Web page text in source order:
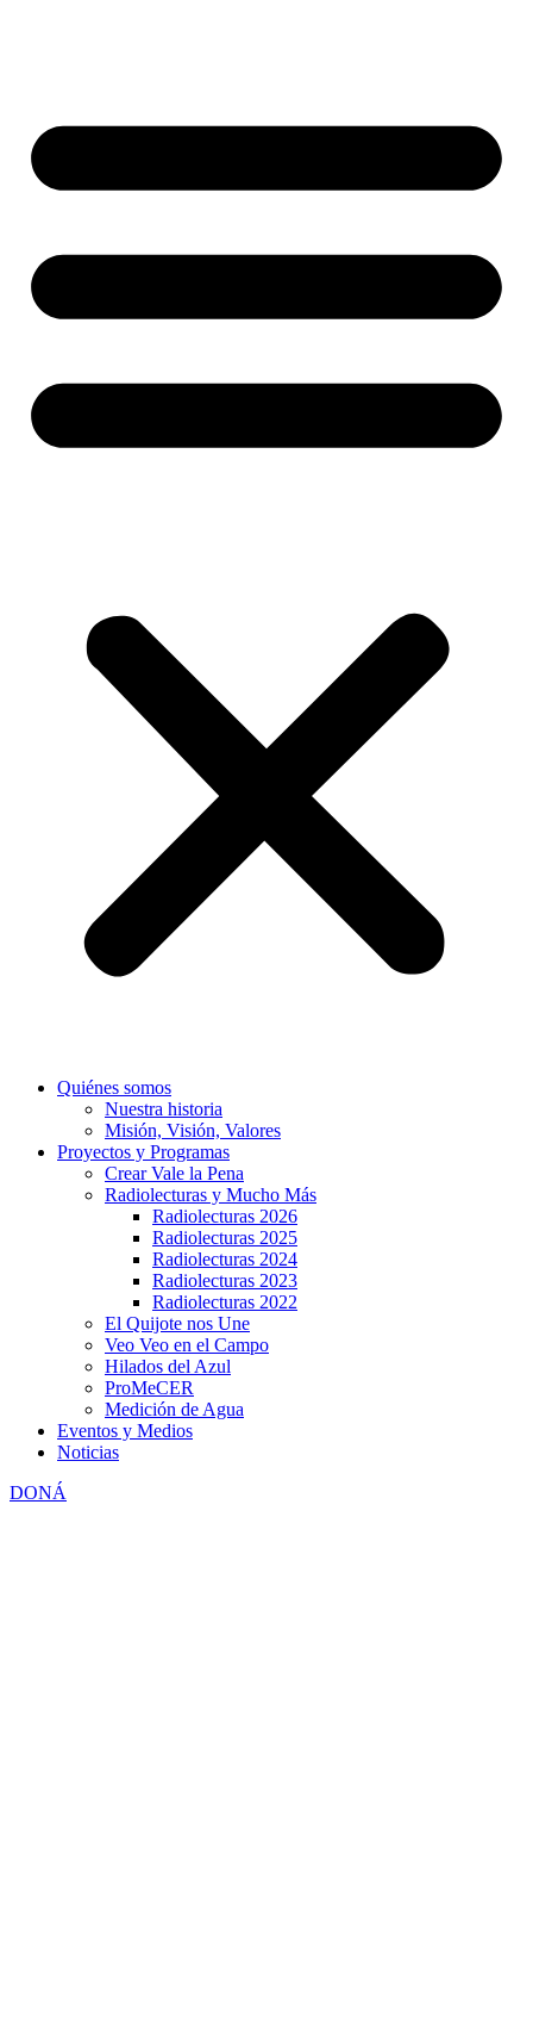
Quiénes somos
Nuestra historia
Misión, Visión, Valores
Proyectos y Programas
Crear Vale la Pena
Radiolecturas y Mucho Más
Radiolecturas 2026
Radiolecturas 2025
Radiolecturas 2024
Radiolecturas 2023
Radiolecturas 2022
El Quijote nos Une
Veo Veo en el Campo
Hilados del Azul
ProMeCER
Medición de Agua
Eventos y Medios
Noticias
DONÁ